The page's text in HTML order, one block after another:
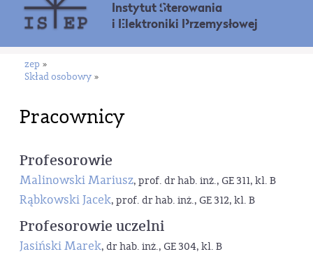
Instytut Sterowania
i Elektroniki Przemysłowej
zep »
Skład osobowy »
Pracownicy
Profesorowie
Malinowski Mariusz, prof. dr hab. inż., GE 311, kl. B
Rąbkowski Jacek, prof. dr hab. inż., GE 312, kl. B
Profesorowie uczelni
Jasiński Marek, dr hab. inż., GE 304, kl. B